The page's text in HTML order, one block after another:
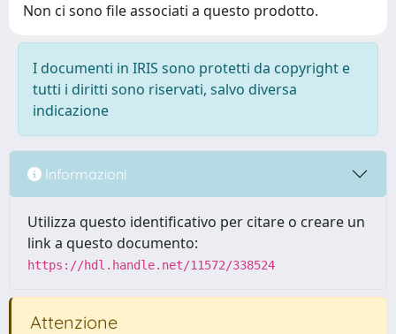
Non ci sono file associati a questo prodotto.
I documenti in IRIS sono protetti da copyright e
tutti i diritti sono riservati, salvo diversa
indicazione
Informazioni
Utilizza questo identificativo per citare o creare un
link a questo documento:
https://hdl.handle.net/11572/338524
Attenzione